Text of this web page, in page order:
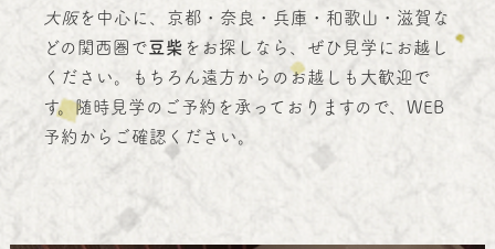
大阪を中心に、京都・奈良・兵庫・和歌山・滋賀な
どの関西圏で豆柴 をお探しなら、ぜひ見学にお越し
ください。もちろん遠方からのお越しも大歓迎で
す。随時見学のご予約を承っておりますので、WEB
予約からご確認ください。